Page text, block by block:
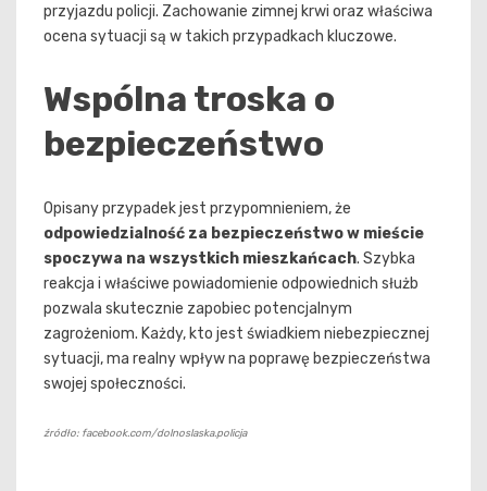
przyjazdu policji. Zachowanie zimnej krwi oraz właściwa
ocena sytuacji są w takich przypadkach kluczowe.
Wspólna troska o
bezpieczeństwo
Opisany przypadek jest przypomnieniem, że
odpowiedzialność za bezpieczeństwo w mieście
spoczywa na wszystkich mieszkańcach. Szybka
reakcja i właściwe powiadomienie odpowiednich służb
pozwala skutecznie zapobiec potencjalnym
zagrożeniom. Każdy, kto jest świadkiem niebezpiecznej
sytuacji, ma realny wpływ na poprawę bezpieczeństwa
swojej społeczności.
źródło: facebook.com/dolnoslaska.policja